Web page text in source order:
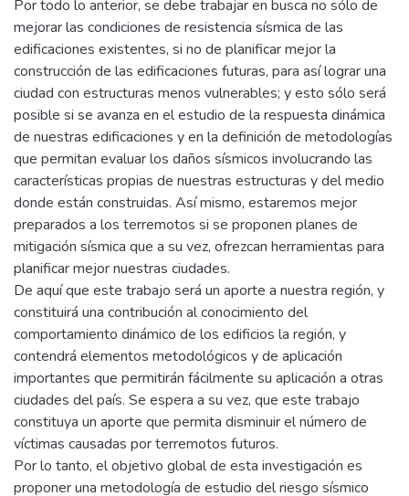
Por todo lo anterior, se debe trabajar en busca no sólo de
mejorar las condiciones de resistencia sísmica de las
edificaciones existentes, si no de planificar mejor la
construcción de las edificaciones futuras, para así lograr una
ciudad con estructuras menos vulnerables; y esto sólo será
posible si se avanza en el estudio de la respuesta dinámica
de nuestras edificaciones y en la definición de metodologías
que permitan evaluar los daños sísmicos involucrando las
características propias de nuestras estructuras y del medio
donde están construidas. Así mismo, estaremos mejor
preparados a los terremotos si se proponen planes de
mitigación sísmica que a su vez, ofrezcan herramientas para
planificar mejor nuestras ciudades.
De aquí que este trabajo será un aporte a nuestra región, y
constituirá una contribución al conocimiento del
comportamiento dinámico de los edificios la región, y
contendrá elementos metodológicos y de aplicación
importantes que permitirán fácilmente su aplicación a otras
ciudades del país. Se espera a su vez, que este trabajo
constituya un aporte que permita disminuir el número de
víctimas causadas por terremotos futuros.
Por lo tanto, el objetivo global de esta investigación es
proponer una metodología de estudio del riesgo sísmico